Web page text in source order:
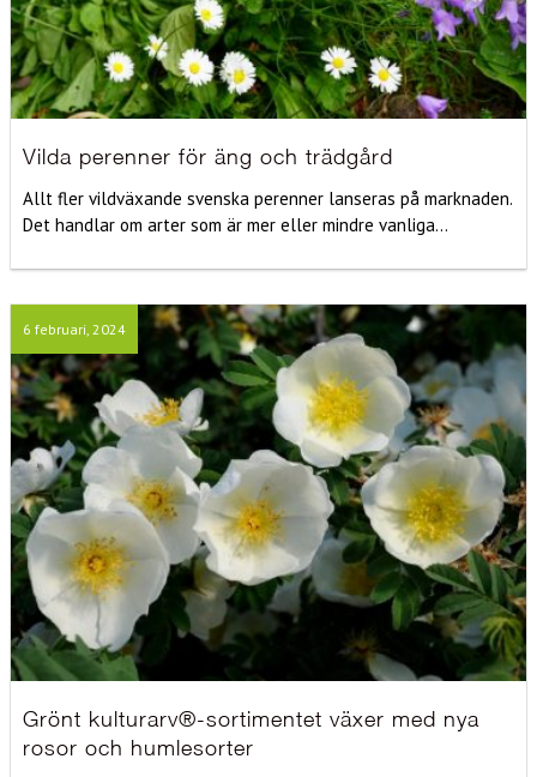
Vilda perenner för äng och trädgård
Allt fler vildväxande svenska perenner lanseras på marknaden.
Det handlar om arter som är mer eller mindre vanliga...
6 februari, 2024
Grönt kulturarv®-sortimentet växer med nya
rosor och humlesorter